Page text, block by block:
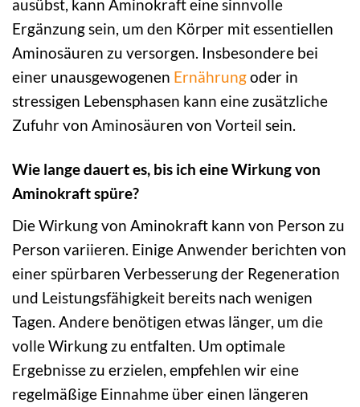
ausübst, kann Aminokraft eine sinnvolle
Ergänzung sein, um den Körper mit essentiellen
Aminosäuren zu versorgen. Insbesondere bei
einer unausgewogenen Ernährungoder in
stressigen Lebensphasen kann eine zusätzliche
Zufuhr von Aminosäuren von Vorteil sein.
Wie lange dauert es, bis ich eine Wirkung von
Aminokraft spüre?
Die Wirkung von Aminokraft kann von Person zu
Person variieren. Einige Anwender berichten von
einer spürbaren Verbesserung der Regeneration
und Leistungsfähigkeit bereits nach wenigen
Tagen. Andere benötigen etwas länger, um die
volle Wirkung zu entfalten. Um optimale
Ergebnisse zu erzielen, empfehlen wir eine
regelmäßige Einnahme über einen längeren